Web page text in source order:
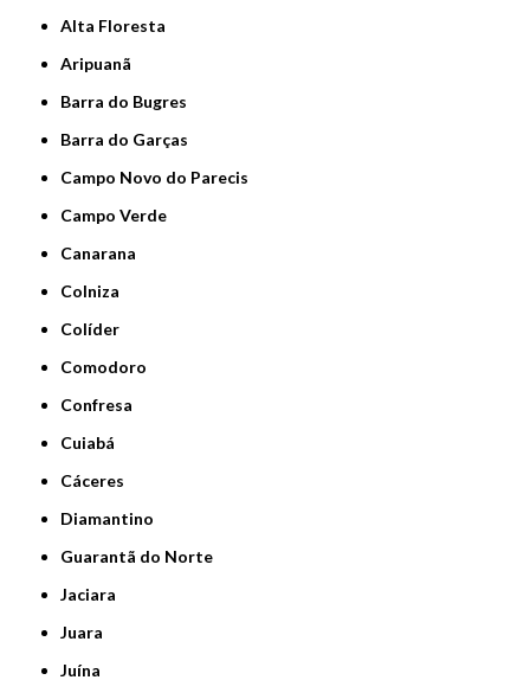
Alta Floresta
Aripuanã
Barra do Bugres
Barra do Garças
Campo Novo do Parecis
Campo Verde
Canarana
Colniza
Colíder
Comodoro
Confresa
Cuiabá
Cáceres
Diamantino
Guarantã do Norte
Jaciara
Juara
Juína